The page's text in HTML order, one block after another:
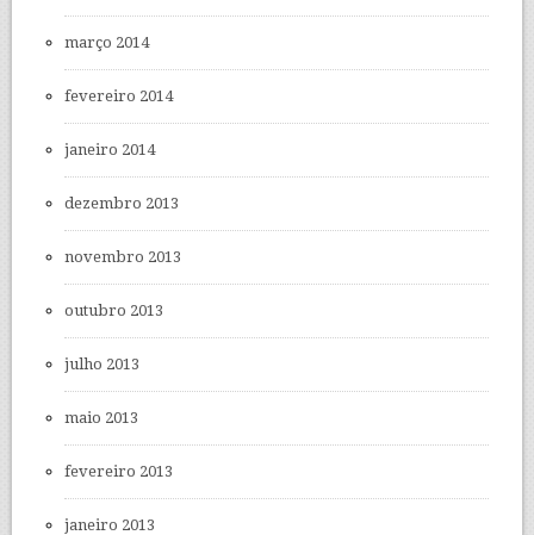
março 2014
fevereiro 2014
janeiro 2014
dezembro 2013
novembro 2013
outubro 2013
julho 2013
maio 2013
fevereiro 2013
janeiro 2013